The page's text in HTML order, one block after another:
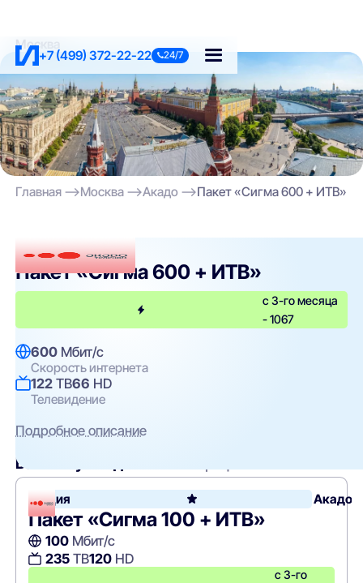
+7 (499) 372-22-22 24/7
Москва
Главная Москва Акадо Пакет «Сигма 600 + ИТВ»
Акадо
Пакет «Сигма 600 + ИТВ»
с 3-го месяца
- 1067
600 Мбит/с
Скорость интернета
122 ТВ66 HD
Телевидение
Подробное описание
Вам могут подойти
Акция Акадо
Пакет «Сигма 100 + ИТВ»
100Мбит/с
235ТВ120HD
с 3-го